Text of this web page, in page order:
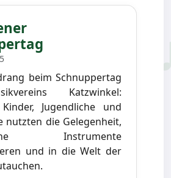
beim Schnuppertag
Katzwinkel:
Jugendliche und
nutzten die Gelegenheit,
Instrumente
und in die Welt der